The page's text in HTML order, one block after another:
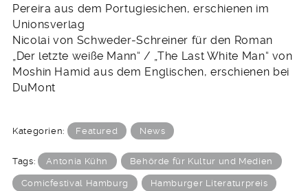
Pereira aus dem Portugiesichen, erschienen im
Unionsverlag
Nicolai von Schweder-Schreiner für den Roman
„Der letzte weiße Mann“ / „The Last White Man“ von
Moshin Hamid aus dem Englischen, erschienen bei
DuMont
Kategorien: Featured News
Tags: Antonia Kühn Behörde für Kultur und Medien
Comicfestival Hamburg Hamburger Literaturpreis